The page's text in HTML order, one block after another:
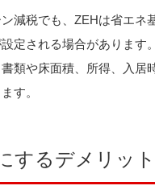
減税でも、ZEHは省エネ
定される場合があります
類や床面積、所得、入居
す。
するデメリッ